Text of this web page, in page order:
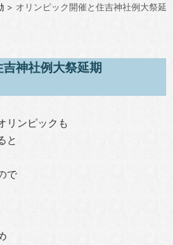
> オリンピック開催と住吉神社例大祭延
神社例大祭延期
リンピックも
と
で